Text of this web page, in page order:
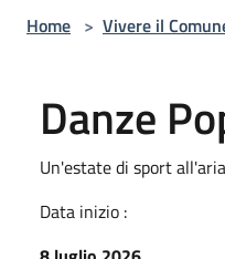
Home > Vivere il
Danze
Un'estate di sport
Data inizio :